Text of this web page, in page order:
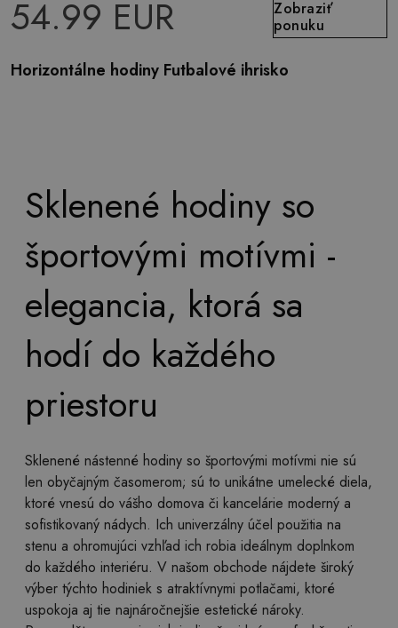
54.99 EUR
Zobraziť
ponuku
Horizontálne hodiny Futbalové ihrisko
Sklenené hodiny so
športovými motívmi -
elegancia, ktorá sa
hodí do každého
priestoru
Sklenené nástenné hodiny so športovými motívmi nie sú
len obyčajným časomerom; sú to unikátne umelecké diela,
ktoré vnesú do vášho domova či kancelárie moderný a
sofistikovaný nádych. Ich univerzálny účel použitia na
stenu a ohromujúci vzhľad ich robia ideálnym doplnkom
do každého interiéru. V našom obchode nájdete široký
výber týchto hodiniek s atraktívnymi potlačami, ktoré
uspokoja aj tie najnáročnejšie estetické nároky.